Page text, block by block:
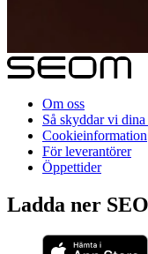
Om oss
Så skyddar vi
Cookieinformation
För leverantörer
Öppettider
Ladda ner